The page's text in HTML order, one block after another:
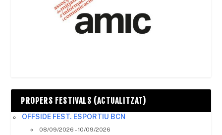
PROPERS FESTIVALS (ACTUALITZAT)
OFFSIDE FEST. ESPORTIU BCN
08/09/2026 - 10/09/2026